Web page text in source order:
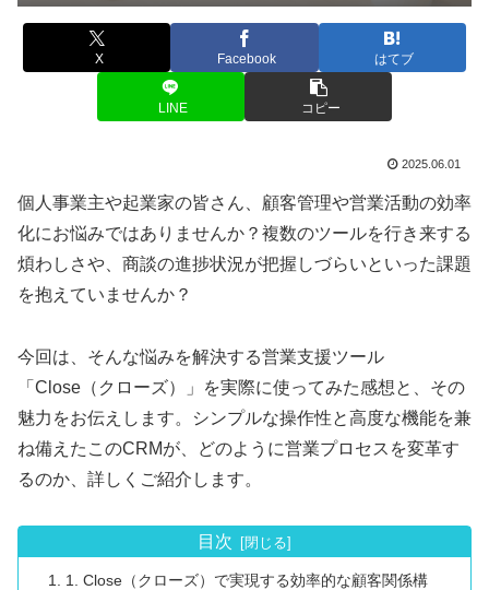
X Facebook はてブ
LINE コピー
2025.06.01
個人事業主や起業家の皆さん、顧客管理や営業活動の効率
化にお悩みではありませんか？複数のツールを行き来する
煩わしさや、商談の進捗状況が把握しづらいといった課題
を抱えていませんか？
今回は、そんな悩みを解決する営業支援ツール
「Close（クローズ）」を実際に使ってみた感想と、その
魅力をお伝えします。シンプルな操作性と高度な機能を兼
ね備えたこのCRMが、どのように営業プロセスを変革す
るのか、詳しくご紹介します。
目次
1. Close（クローズ）で実現する効率的な顧客関係構